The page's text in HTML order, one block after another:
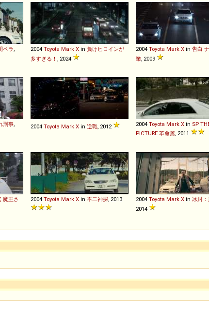
ベラ 2004 Toyota Mark X in 負けヒロインが
多すぎる！
, 2024
2004 Toyota Mark X in 告白
業 , 2009
刑事 2004 Toyota Mark X in 逆戰 , 2012 2004 Toyota Mark X in SP
PICTURE 革命篇 , 2011
魔王さ
2004 Toyota Mark X in 不二神探 , 2013 2004 Toyota Mark X in 冰封
2014